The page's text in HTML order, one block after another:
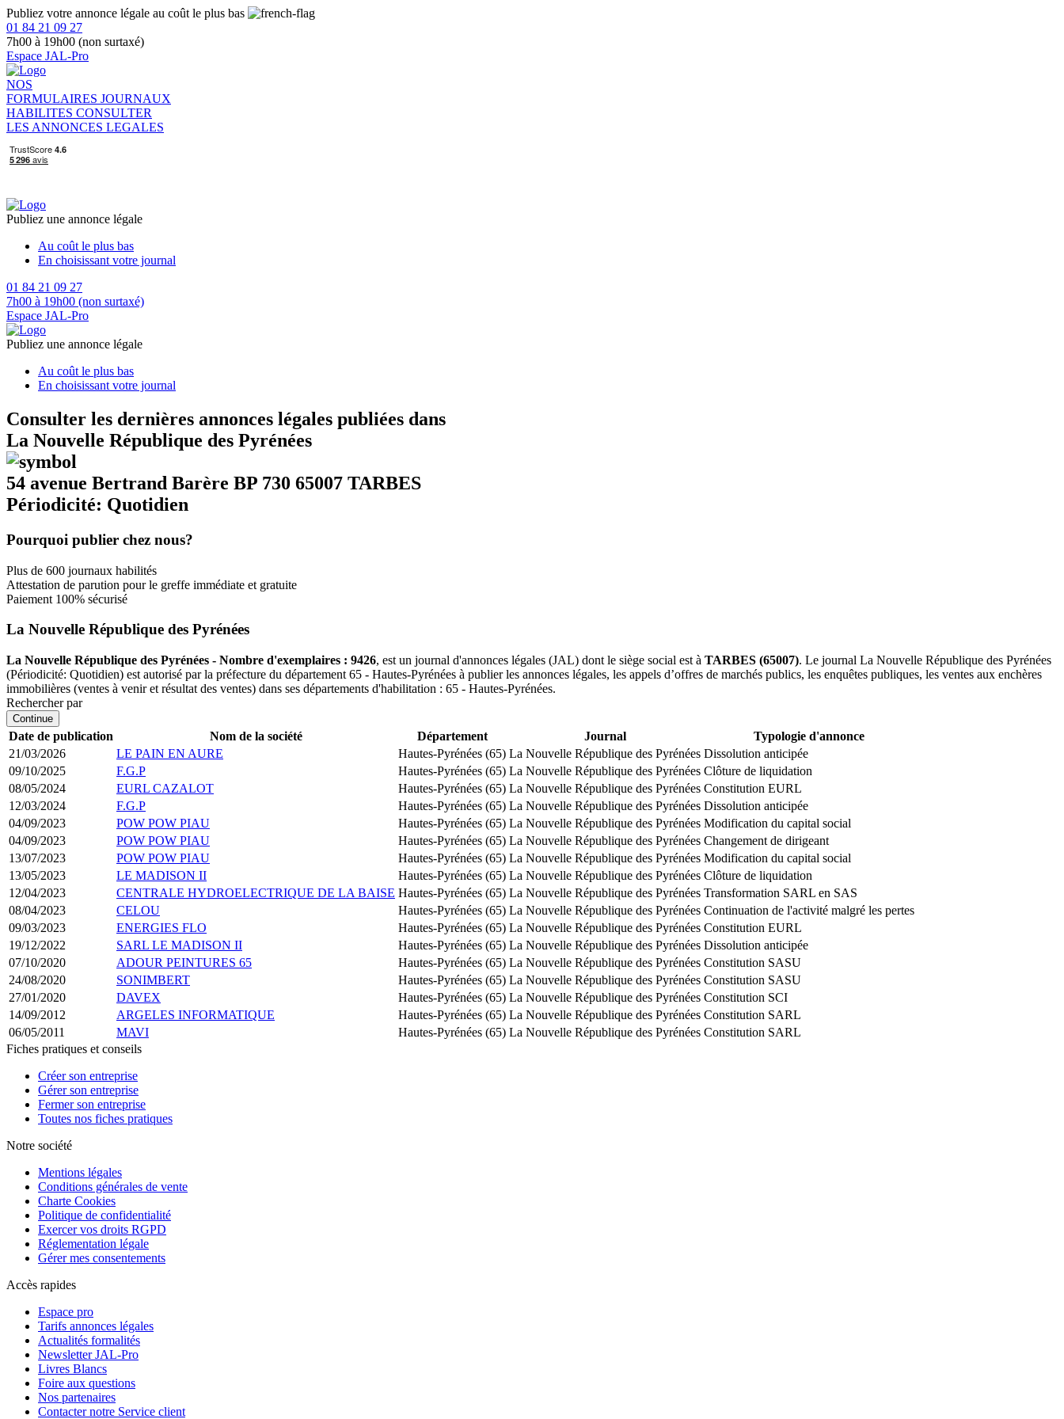
Publiez votre annonce légale au coût le plus bas
01 84 21 09 27
7h00 à 19h00 (non surtaxé)
Espace JAL-Pro
NOS
FORMULAIRES JOURNAUX
HABILITES CONSULTER
LES ANNONCES LEGALES
Publiez une annonce légale
Au coût le plus bas
En choisissant votre journal
01 84 21 09 27
7h00 à 19h00 (non surtaxé)
Espace JAL-Pro
Publiez une annonce légale
Au coût le plus bas
En choisissant votre journal
Consulter les dernières annonces légales publiées dans
La Nouvelle République des Pyrénées
54 avenue Bertrand Barère BP 730 65007 TARBES
Périodicité: Quotidien
Pourquoi publier chez nous?
Plus de 600 journaux habilités
Attestation de parution pour le greffe immédiate et gratuite
Paiement 100% sécurisé
La Nouvelle République des Pyrénées
La Nouvelle République des Pyrénées - Nombre d'exemplaires : 9426, est un journal d'annonces légales (JAL) dont le siège social est à TARBES (65007). Le journal La Nouvelle République des Pyrénées
(Périodicité: Quotidien) est autorisé par la préfecture du département 65 - Hautes-Pyrénées à publier les annonces légales, les appels d’offres de marchés publics, les enquêtes publiques, les ventes aux enchères
immobilières (ventes à venir et résultat des ventes) dans ses départements d'habilitation : 65 - Hautes-Pyrénées.
Rechercher par
Continue
Date de publication Nom de la société Département Journal
Typologie d'annonce
21/03/2026
LE PAIN EN AURE Hautes-Pyrénées (65) La Nouvelle République des Pyrénées Dissolution anticipée
09/10/2025
F.G.P Hautes-Pyrénées (65) La Nouvelle République des Pyrénées Clôture de liquidation
08/05/2024
EURL CAZALOT Hautes-Pyrénées (65) La Nouvelle République des Pyrénées Constitution EURL
12/03/2024
F.G.P Hautes-Pyrénées (65) La Nouvelle République des Pyrénées Dissolution anticipée
04/09/2023
POW POW PIAU Hautes-Pyrénées (65) La Nouvelle République des Pyrénées Modification du capital social
04/09/2023
POW POW PIAU Hautes-Pyrénées (65) La Nouvelle République des Pyrénées Changement de dirigeant
13/07/2023
POW POW PIAU Hautes-Pyrénées (65) La Nouvelle République des Pyrénées Modification du capital social
13/05/2023
LE MADISON II Hautes-Pyrénées (65) La Nouvelle République des Pyrénées Clôture de liquidation
12/04/2023
CENTRALE HYDROELECTRIQUE DE LA BAISE Hautes-Pyrénées (65) La Nouvelle République des Pyrénées Transformation SARL en SAS
08/04/2023
CELOU Hautes-Pyrénées (65) La Nouvelle République des Pyrénées Continuation de l'activité malgré les pertes
09/03/2023
ENERGIES FLO Hautes-Pyrénées (65) La Nouvelle République des Pyrénées Constitution EURL
19/12/2022
SARL LE MADISON II Hautes-Pyrénées (65) La Nouvelle République des Pyrénées Dissolution anticipée
07/10/2020
ADOUR PEINTURES 65 Hautes-Pyrénées (65) La Nouvelle République des Pyrénées Constitution SASU
24/08/2020
SONIMBERT Hautes-Pyrénées (65) La Nouvelle République des Pyrénées Constitution SASU
27/01/2020
DAVEX Hautes-Pyrénées (65) La Nouvelle République des Pyrénées Constitution SCI
14/09/2012
ARGELES INFORMATIQUE Hautes-Pyrénées (65) La Nouvelle République des Pyrénées Constitution SARL
06/05/2011
MAVI Hautes-Pyrénées (65) La Nouvelle République des Pyrénées Constitution SARL
Fiches pratiques et conseils
Créer son entreprise
Gérer son entreprise
Fermer son entreprise
Toutes nos fiches pratiques
Notre société
Mentions légales
Conditions générales de vente
Charte Cookies
Politique de confidentialité
Exercer vos droits RGPD
Réglementation légale
Gérer mes consentements
Accès rapides
Espace pro
Tarifs annonces légales
Actualités formalités
Newsletter JAL-Pro
Livres Blancs
Foire aux questions
Nos partenaires
Contacter notre Service client